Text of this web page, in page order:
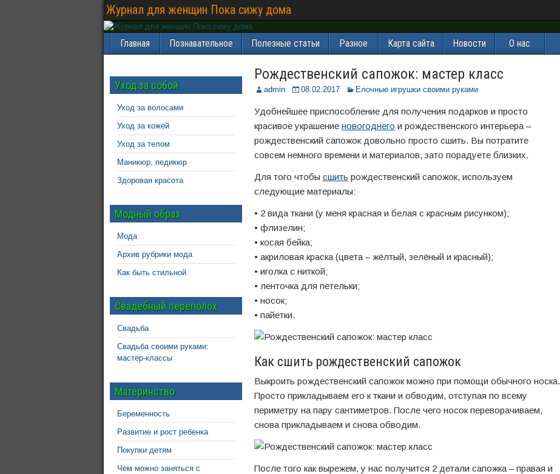
Журнал для женщин Пока сижу дома
Главная Познавательное Полезные статьи Разное Карта сайта Новости О нас
Рождественский сапожок: мастер класс
admin 08.02.2017 Елочные игрушки своими руками
Удобнейшее приспособление для получения подарков и просто
красивое украшение новогоднего и рождественского интерьера –
рождественский сапожок довольно просто сшить. Вы потратите
совсем немного времени и материалов, зато порадуете близких.
Для того чтобы сшить рождественский сапожок, используем
следующие материалы:
• 2 вида ткани (у меня красная и белая с красным рисунком);
• флизелин;
• косая бейка;
• акриловая краска (цвета – жёлтый, зелёный и красный);
• иголка с ниткой;
• ленточка для петельки;
• носок;
• пайетки.
Как сшить рождественский сапожок
Выкроить рождественский сапожок можно при помощи обычного носка.
Просто прикладываем его к ткани и обводим, отступая по всему
периметру на пару сантиметров. После чего носок переворачиваем,
снова прикладываем и снова обводим.
После того как вырежем, у нас получится 2 детали сапожка – правая и
Уход за собой
Уход за волосами
Уход за кожей
Уход за телом
Маникюр, педикюр
Здоровая красота
Модный образ
Мода
Архив рубрики мода
Как быть стильной
Свадебный переполох
Свадьба
Свадьба своими руками:
мастер-классы
Материнство
Беременность
Развитие и рост ребенка
Покупки детям
Чем можно заняться с